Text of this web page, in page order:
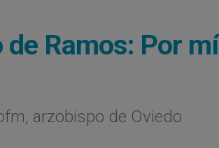
de Ramos: Por mí
arzobispo de Oviedo